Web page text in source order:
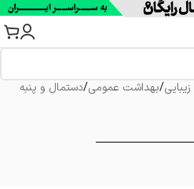
/بهداشت عمومی/دستمال و پنبه